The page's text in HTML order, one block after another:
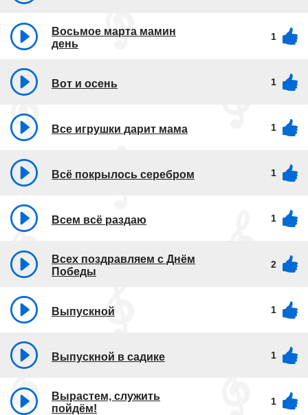
Восьмое марта мамин
день
1
Вот и осень 1
Все игрушки дарит мама 1
Всё покрылось серебром 1
Всем всё раздаю 1
Всех поздравляем с Днём
Победы
2
Выпускной 1
Выпускной в садике 1
Вырастем, служить
пойдём!
1